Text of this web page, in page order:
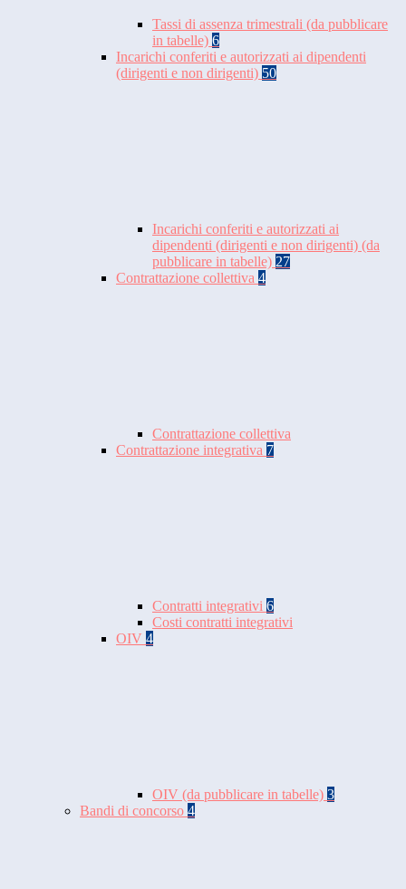
Tassi di assenza trimestrali (da pubblicare
in tabelle) 6
Incarichi conferiti e autorizzati ai dipendenti
(dirigenti e non dirigenti) 50
Incarichi conferiti e autorizzati ai
dipendenti (dirigenti e non dirigenti) (da
pubblicare in tabelle) 27
Contrattazione collettiva 4
Contrattazione collettiva
Contrattazione integrativa 7
Contratti integrativi 6
Costi contratti integrativi
OIV 4
OIV (da pubblicare in tabelle) 3
Bandi di concorso 4